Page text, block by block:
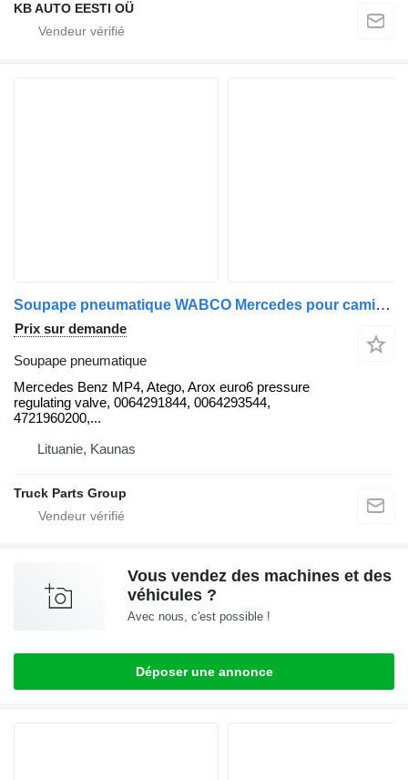
KB AUTO EESTI OÜ
Soupape pneumatique WABCO Mercedes pour camion Mercedes-Benz MP4, Atego, Arox
Prix sur demande
Soupape pneumatique
Mercedes Benz MP4, Atego, Arox euro6 pressure
regulating valve, 0064291844, 0064293544,
4721960200,...
Lituanie, Kaunas
Truck Parts Group
Vous vendez des machines et des
véhicules ?
Avec nous, c'est possible !
Déposer une annonce